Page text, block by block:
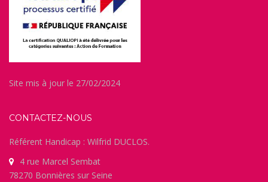
Site mis à jour le 27/02/2024
CONTACTEZ-NOUS
Référent Handicap : Wilfrid DUCLOS.
4 rue Marcel Sembat
78270 Bonnières sur Seine